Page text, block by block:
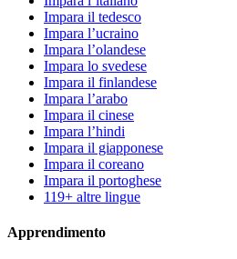
Impara il tedesco
Impara l’ucraino
Impara l’olandese
Impara lo svedese
Impara il finlandese
Impara l’arabo
Impara il cinese
Impara l’hindi
Impara il giapponese
Impara il coreano
Impara il portoghese
119+ altre lingue
Apprendimento